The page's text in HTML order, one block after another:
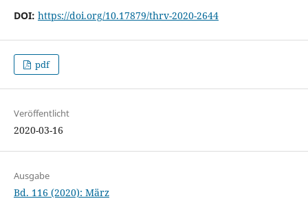
DOI: https://doi.org/10.17879/thrv-2020-2644
pdf
Veröffentlicht
2020-03-16
Ausgabe
Bd. 116 (2020): März